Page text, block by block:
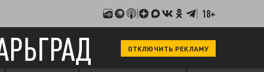
18+
ОТКЛЮЧИТЬ РЕКЛАМУ